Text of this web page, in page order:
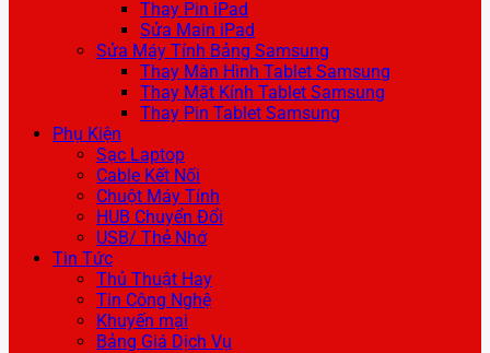
Thay Pin iPad
Sửa Main iPad
Sửa Máy Tính Bảng Samsung
Thay Màn Hình Tablet Samsung
Thay Mặt Kính Tablet Samsung
Thay Pin Tablet Samsung
Phụ Kiện
Sạc Laptop
Cable Kết Nối
Chuột Máy Tính
HUB Chuyển Đổi
USB/ Thẻ Nhớ
Tin Tức
Thủ Thuật Hay
Tin Công Nghệ
Khuyến mại
Bảng Giá Dịch Vụ